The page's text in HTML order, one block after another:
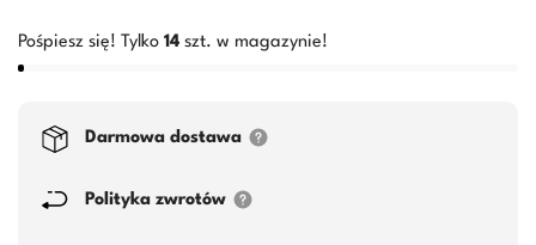
Pośpiesz się! Tylko 14 szt. w magazynie!
Darmowa dostawa
Polityka zwrotów